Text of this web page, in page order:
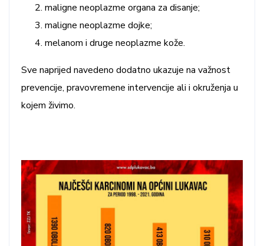
maligne neoplazme organa za disanje;
maligne neoplazme dojke;
melanom i druge neoplazme kože.
Sve naprijed navedeno dodatno ukazuje na važnost
prevencije, pravovremene intervencije ali i okruženja u
kojem živimo.